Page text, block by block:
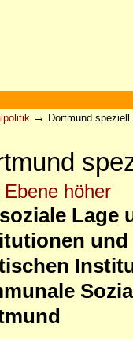
→ Dortmund speziell
Ebene höher
Lage
und